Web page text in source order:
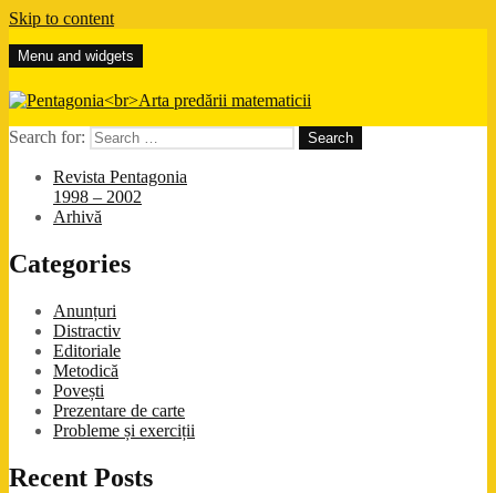
Skip to content
Pentagonia
Arta predării matematicii
Menu and widgets
Search for:
Revista Pentagonia
1998 – 2002
Arhivă
Categories
Anunțuri
Distractiv
Editoriale
Metodică
Povești
Prezentare de carte
Probleme și exerciții
Recent Posts